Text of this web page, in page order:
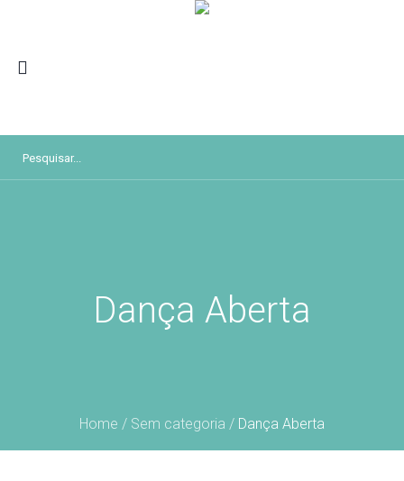
Dança Aberta
Home / Sem categoria / Dança Aberta